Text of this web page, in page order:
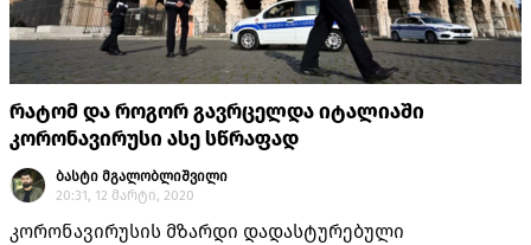
რატომ და როგორ გავრცელდა იტალიაში
კორონავირუსი ასე სწრაფად
ბასტი მგალობლიშვილი
20:31, 12 მარტი, 2020
კორონავირუსის მზარდი დადასტურებული